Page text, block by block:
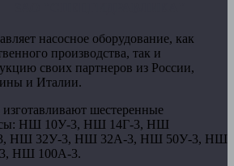
насосное оборудование, как
производства, так и
своих партнеров из России,
и Италии.
шестеренные
НШ 10У-3, НШ 14Г-3, НШ
НШ 32У-3, НШ 32А-3, НШ 50У-3, НШ
НШ 100А-3.